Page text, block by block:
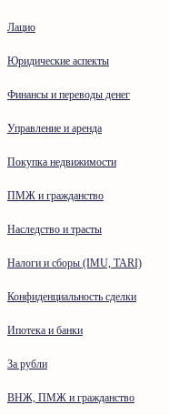
Лацио
Юридические аспекты
Финансы и переводы денег
Управление и аренда
Покупка недвижимости
ПМЖ и гражданство
Наследство и трасты
Налоги и сборы (IMU, TARI)
Конфиденциальность сделки
Ипотека и банки
За рубли
ВНЖ, ПМЖ и гражданство